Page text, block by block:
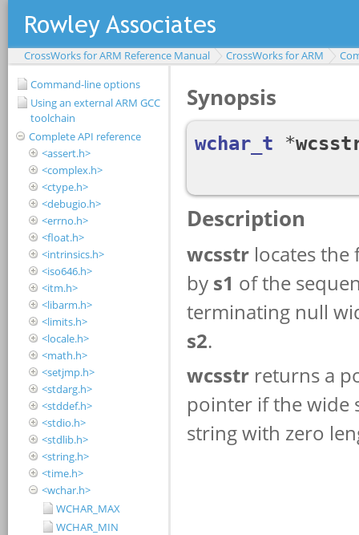
CrossWorks for ARM Reference Manual CrossWorks for ARM
Command-line options
Using an external ARM GCC
toolchain
Complete API reference
<assert.h>
<complex.h>
<ctype.h>
<debugio.h>
<errno.h>
<float.h>
<intrinsics.h>
<iso646.h>
<itm.h>
<libarm.h>
<limits.h>
<locale.h>
<math.h>
<setjmp.h>
<stdarg.h>
<stddef.h>
<stdio.h>
<stdlib.h>
<string.h>
<time.h>
<wchar.h>
WCHAR_MAX
WCHAR_MIN